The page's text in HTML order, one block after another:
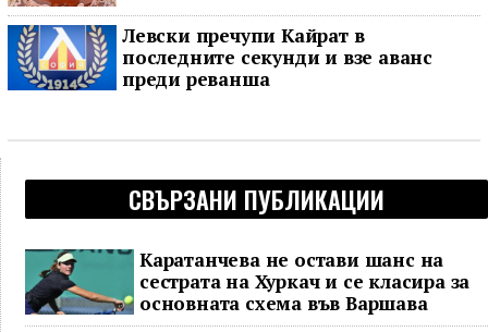
Левски пречупи Кайрат в
последните секунди и взе аванс
преди реванша
СВЪРЗАНИ ПУБЛИКАЦИИ
Каратанчева не остави шанс на
сестрата на Хуркач и се класира за
основната схема във Варшава